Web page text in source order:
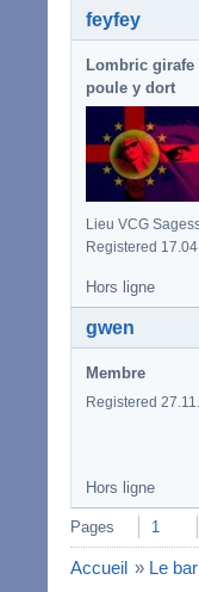
feyfey
Lombric
poule y dort
Lieu VCG
Registered
Hors ligne
gwen
Membre
Registered
Hors ligne
Pages 1
Accueil » Le